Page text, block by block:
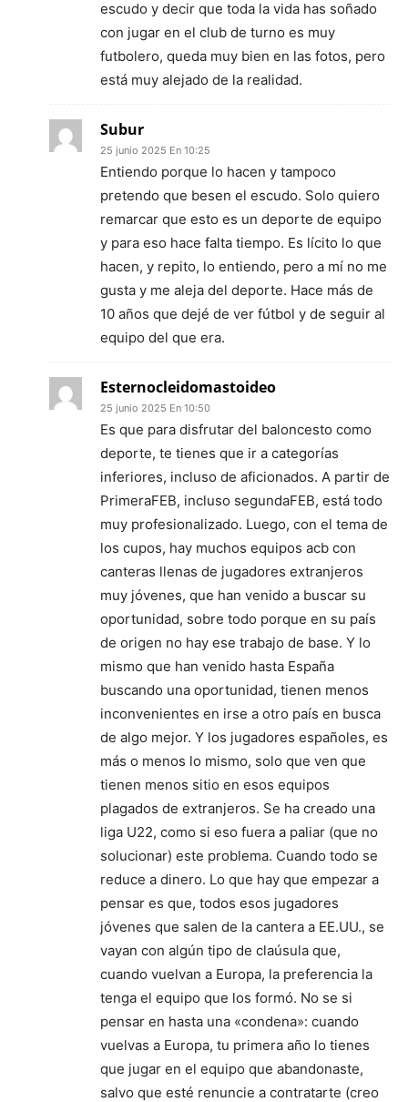
escudo y decir que toda la vida has soñado
con jugar en el club de turno es muy
futbolero, queda muy bien en las fotos, pero
está muy alejado de la realidad.
Subur
25 junio 2025 En 10:25
Entiendo porque lo hacen y tampoco
pretendo que besen el escudo. Solo quiero
remarcar que esto es un deporte de equipo
y para eso hace falta tiempo. Es lícito lo que
hacen, y repito, lo entiendo, pero a mí no me
gusta y me aleja del deporte. Hace más de
10 años que dejé de ver fútbol y de seguir al
equipo del que era.
Esternocleidomastoideo
25 junio 2025 En 10:50
Es que para disfrutar del baloncesto como
deporte, te tienes que ir a categorías
inferiores, incluso de aficionados. A partir de
PrimeraFEB, incluso segundaFEB, está todo
muy profesionalizado. Luego, con el tema de
los cupos, hay muchos equipos acb con
canteras llenas de jugadores extranjeros
muy jóvenes, que han venido a buscar su
oportunidad, sobre todo porque en su país
de origen no hay ese trabajo de base. Y lo
mismo que han venido hasta España
buscando una oportunidad, tienen menos
inconvenientes en irse a otro país en busca
de algo mejor. Y los jugadores españoles, es
más o menos lo mismo, solo que ven que
tienen menos sitio en esos equipos
plagados de extranjeros. Se ha creado una
liga U22, como si eso fuera a paliar (que no
solucionar) este problema. Cuando todo se
reduce a dinero. Lo que hay que empezar a
pensar es que, todos esos jugadores
jóvenes que salen de la cantera a EE.UU., se
vayan con algún tipo de claúsula que,
cuando vuelvan a Europa, la preferencia la
tenga el equipo que los formó. No se si
pensar en hasta una «condena»: cuando
vuelvas a Europa, tu primera año lo tienes
que jugar en el equipo que abandonaste,
salvo que esté renuncie a contratarte (creo